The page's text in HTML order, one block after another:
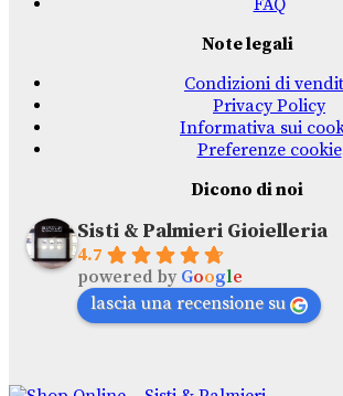
FAQ
Note legali
Condizioni di
Privacy Policy
Informativa sui
Preferenze cookie
Dicono di noi
Sisti & Palmieri Gioielleria
4.7
powered by Google
lascia una recensione su